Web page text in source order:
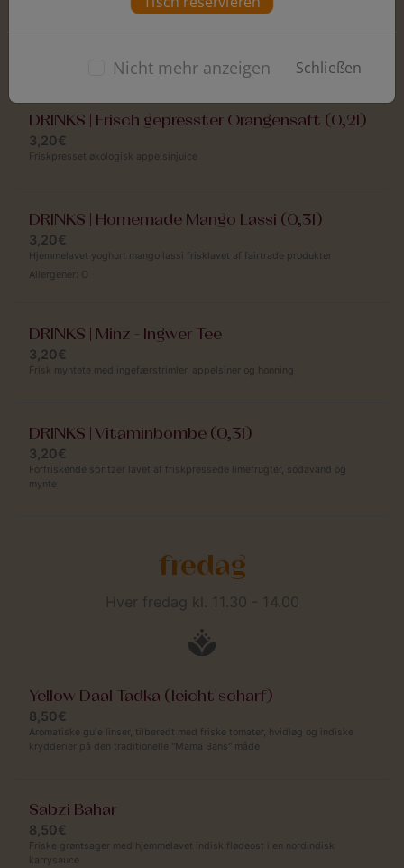
Lamb Kambodscha
DRINKS | Frisch gepresster Orangensaft (0,2l)
3,20€
Friskpresset økologisk appelsinjuice
DRINKS | Homemade Mango Lassi (0,3l)
3,20€
Hjemmelavet yoghurt mango lassi frisklavet af fairtrade produkter
Allergener: O
DRINKS | Minz - Ingwer Tee
3,20€
Frisk myntete med ingefærstrimler, appelsiner og honning
DRINKS | Vitaminbombe (0,3l)
3,20€
Forfriskende spritzer lavet af friskpressede limefrugter, sodavand og
mynte
fredag
Hver fredag kl. 11.30 - 14.00
Yellow Daal Tadka (leicht scharf)
8,50€
Aromatiske gule linser, tilberedt med friske tomater, hvidløg og indiske
krydderier på den traditionelle "Mama Bans" måde
Sabzi Bahar
8,50€
Friske grøntsager med hjemmelavet indisk flødeost i en nordindisk
karrysauce
Nicht mehr anzeigen Schließen